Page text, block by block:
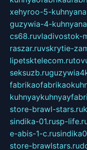
xehyroo-5-
guzywia-4-
cs68.ruvladivostok-
raszar.ruvskrytie-
lipetsktelecom.ru
seksuzb.ru
store-brawl-stars.ru
sindika-01.rusp-
e-abis-1-c.ru
store-brawlstars.ru